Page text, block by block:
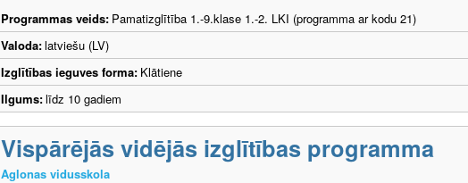
Programmas veids: Pamatizglītība 1.-9.klase 1.-2. LKI (programma ar kodu 21)
Valoda:latviešu (LV)
Izglītības ieguves forma: Klātiene
Ilgums:līdz 10 gadiem
Vispārējās vidējās izglītības programma
Aglonas vidusskola